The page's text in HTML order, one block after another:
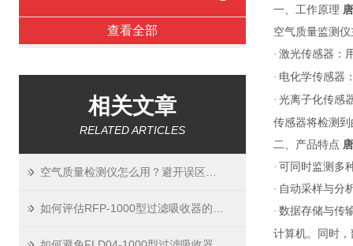
查看全部
相关文章
RELATED ARTICLES
一、工作原理
空气质量监测
· 激光传感器：
· 电化学传感器
· 光离子化传感
传感器将检测
二、产品特点
· 可同时监测多
· 自动采样与分
· 数据存储与传
计算机。同时